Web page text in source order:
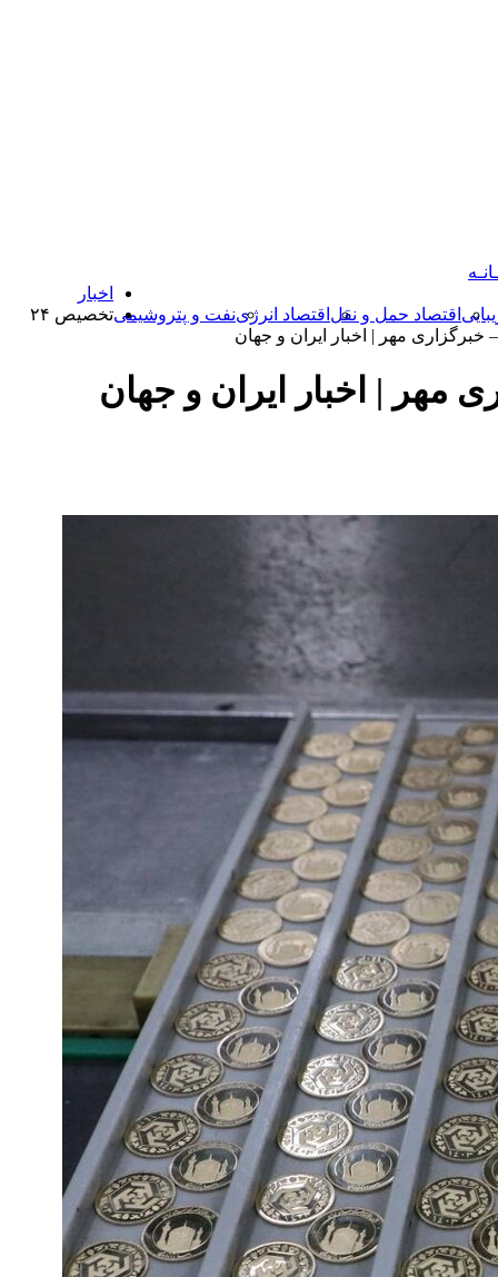
اقتصاد حمل و نقل اقتصاد انرژینفت و پتروشیمی
اخبار
تخصیص ۲۴
مهر | اخبار ایران و جهان